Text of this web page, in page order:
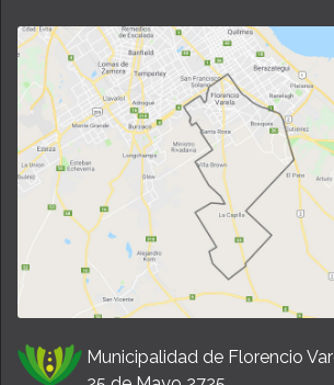
Municipalidad de Florencio